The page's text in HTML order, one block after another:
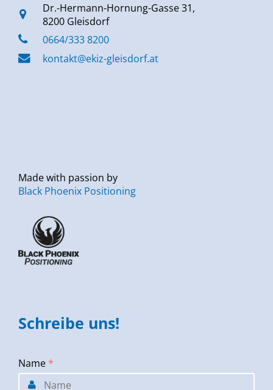
Dr.-Hermann-Hornung-Gasse 31,
8200 Gleisdorf
0664/333 8200
kontakt@ekiz-gleisdorf.at
Made with passion by
Black Phoenix Positioning
Schreibe uns!
Name *